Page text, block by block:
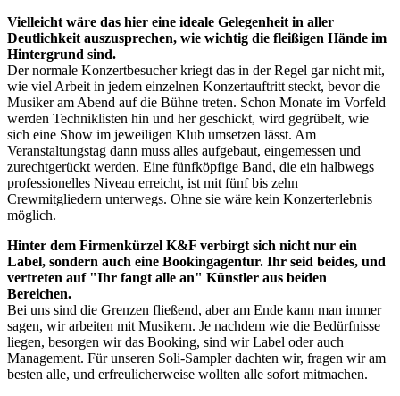
Vielleicht wäre das hier eine ideale Gelegenheit in aller
Deutlichkeit auszusprechen, wie wichtig die fleißigen Hände im
Hintergrund sind.
Der normale Konzertbesucher kriegt das in der Regel gar nicht mit,
wie viel Arbeit in jedem einzelnen Konzertauftritt steckt, bevor die
Musiker am Abend auf die Bühne treten. Schon Monate im Vorfeld
werden Techniklisten hin und her geschickt, wird gegrübelt, wie
sich eine Show im jeweiligen Klub umsetzen lässt. Am
Veranstaltungstag dann muss alles aufgebaut, eingemessen und
zurechtgerückt werden. Eine fünfköpfige Band, die ein halbwegs
professionelles Niveau erreicht, ist mit fünf bis zehn
Crewmitgliedern unterwegs. Ohne sie wäre kein Konzerterlebnis
möglich.
Hinter dem Firmenkürzel K&F verbirgt sich nicht nur ein
Label, sondern auch eine Bookingagentur. Ihr seid beides, und
vertreten auf "Ihr fangt alle an" Künstler aus beiden
Bereichen.
Bei uns sind die Grenzen fließend, aber am Ende kann man immer
sagen, wir arbeiten mit Musikern. Je nachdem wie die Bedürfnisse
liegen, besorgen wir das Booking, sind wir Label oder auch
Management. Für unseren Soli-Sampler dachten wir, fragen wir am
besten alle, und erfreulicherweise wollten alle sofort mitmachen.